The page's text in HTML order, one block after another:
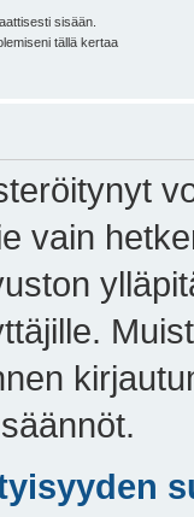
sisään.
tällä kertaa
vain